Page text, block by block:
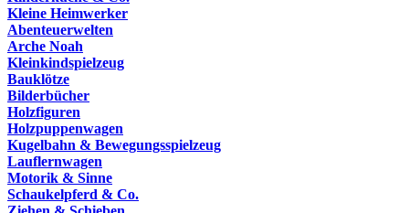
Kleine Heimwerker
Abenteuerwelten
Arche Noah
Kleinkindspielzeug
Bauklötze
Bilderbücher
Holzfiguren
Holzpuppenwagen
Kugelbahn & Bewegungsspielzeug
Lauflernwagen
Motorik & Sinne
Schaukelpferd & Co.